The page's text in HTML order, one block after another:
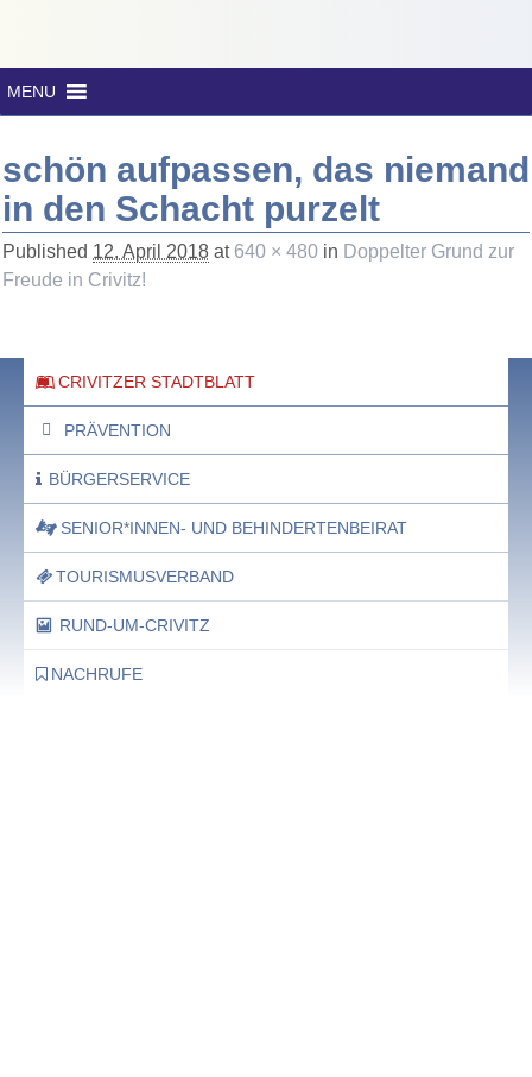
MENU
schön aufpassen, das niemand
in den Schacht purzelt
Published 12. April 2018 at 640 × 480 in Doppelter Grund zur
Freude in Crivitz!
CRIVITZER STADTBLATT
PRÄVENTION
BÜRGERSERVICE
SENIOR*INNEN- UND BEHINDERTENBEIRAT
TOURISMUSVERBAND
RUND-UM-CRIVITZ
NACHRUFE